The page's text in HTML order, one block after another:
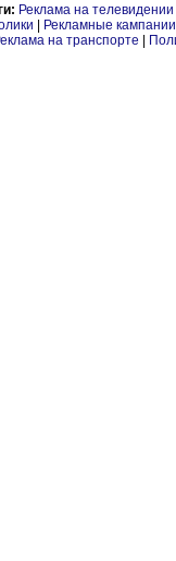
Реклама на телевидении
| Рекламные кампании
на транспорте |